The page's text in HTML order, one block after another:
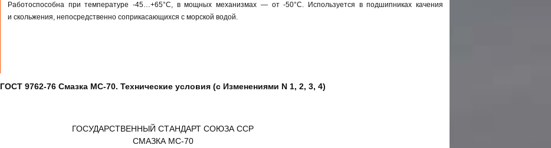
Работоспособна при температуре -45…+65°С, в мощных механизмах — от -50°С. Используется в подшипниках качения
и скольжения, непосредственно соприкасающихся с морской водой.
ГОСТ 9762-76 Смазка МС-70. Технические условия (с Изменениями N 1, 2, 3, 4)
ГОСУДАРСТВЕННЫЙ СТАНДАРТ СОЮЗА ССР
СМАЗКА МС-70